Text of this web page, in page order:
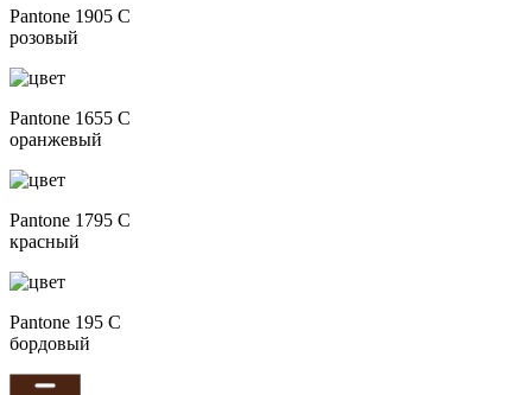
Pantone 1905 C
розовый
Pantone 1655 C
оранжевый
Pantone 1795 C
красный
Pantone 195 C
бордовый